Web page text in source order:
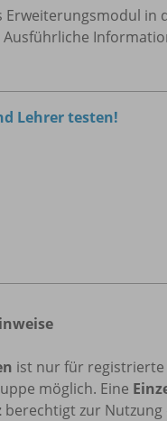
Erweiterungsmodul in
Ausführliche
Lehrer testen!
ist nur für
möglich. Eine
berechtigt zur